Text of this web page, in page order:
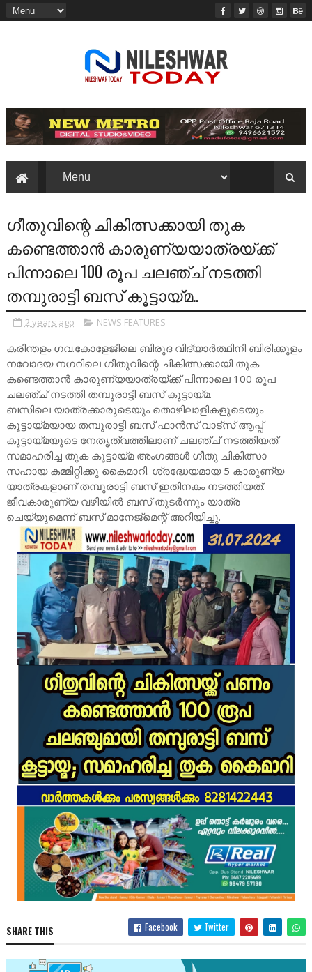
ഗീതുവിന്റെ ചികിത്സക്കായി തുക
കണ്ടെത്താൻ കാരുണ്യയാത്രയ്ക്ക്
പിന്നാലെ 100 രൂപ ചലഞ്ച് നടത്തി
തമ്പുരാട്ടി ബസ് കൂട്ടായ്മ..
2 years ago NEWS FEATURES
കരിന്തളം ഗവ.കോളേജിലെ ബിരുദ വിദ്യാർത്ഥിനി ബിരിക്കുളം
നവോദയ നഗറിലെ ഗീതുവിന്റെ ചികിത്സക്കായി തുക
കണ്ടെത്താൻ കാരുണ്യയാത്രയ്ക്ക് പിന്നാലെ 100 രൂപ
ചലഞ്ച് നടത്തി തമ്പുരാട്ടി ബസ് കൂട്ടായ്മ.
ബസിലെ യാത്രക്കാരുടെയും തൊഴിലാളികളുടെയും
കൂട്ടായ്മയായ തമ്പുരാട്ടി ബസ് ഫാൻസ് വാട്സ് ആപ്പ്
കൂട്ടായ്മയുടെ നേതൃത്വത്തിലാണ് ചലഞ്ച് നടത്തിയത്.
സമാഹരിച്ച തുക കൂട്ടായ്മ അംഗങ്ങൾ ഗീതു ചികിത്സാ
സഹായ കമ്മിറ്റിക്കു കൈമാറി. ശ്രദ്ധേയമായ 5 കാരുണ്യ
യാത്രകളാണ് തമ്പുരാട്ടി ബസ് ഇതിനകം നടത്തിയത്.
ജീവകാരുണ്യ വഴിയിൽ ബസ് തുടർന്നും യാത്ര
ചെയ്യുമെന്ന് ബസ് മാനേജ്മെന്റ് അറിയിച്ചു.
SHARE THIS Facebook Twitter